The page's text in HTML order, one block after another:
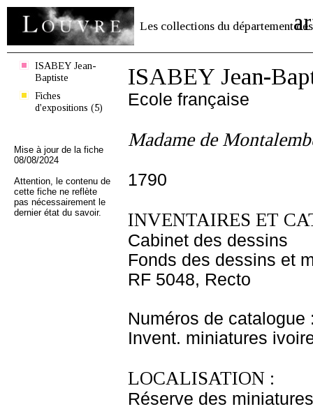
Les collections du département des
ISABEY Jean-
Baptiste
Fiches
d'expositions (5)
Mise à jour de la fiche
08/08/2024
Attention, le contenu de
cette fiche ne reflète
pas nécessairement le
dernier état du savoir.
ISABEY Jean-
Ecole française
Madame de
1790
INVENTAIRES ET
Cabinet des dessins
Fonds des dessins et
RF 5048, Recto
Numéros de catalogue
Invent. miniatures
LOCALISATION :
Réserve des